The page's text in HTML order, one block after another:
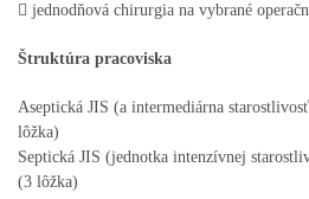
 jednodňová chirurgia na vybrané
Štruktúra pracoviska
Aseptická JIS (a intermediárna
lôžka)
Septická JIS (jednotka intenzívnej
(3 lôžka)